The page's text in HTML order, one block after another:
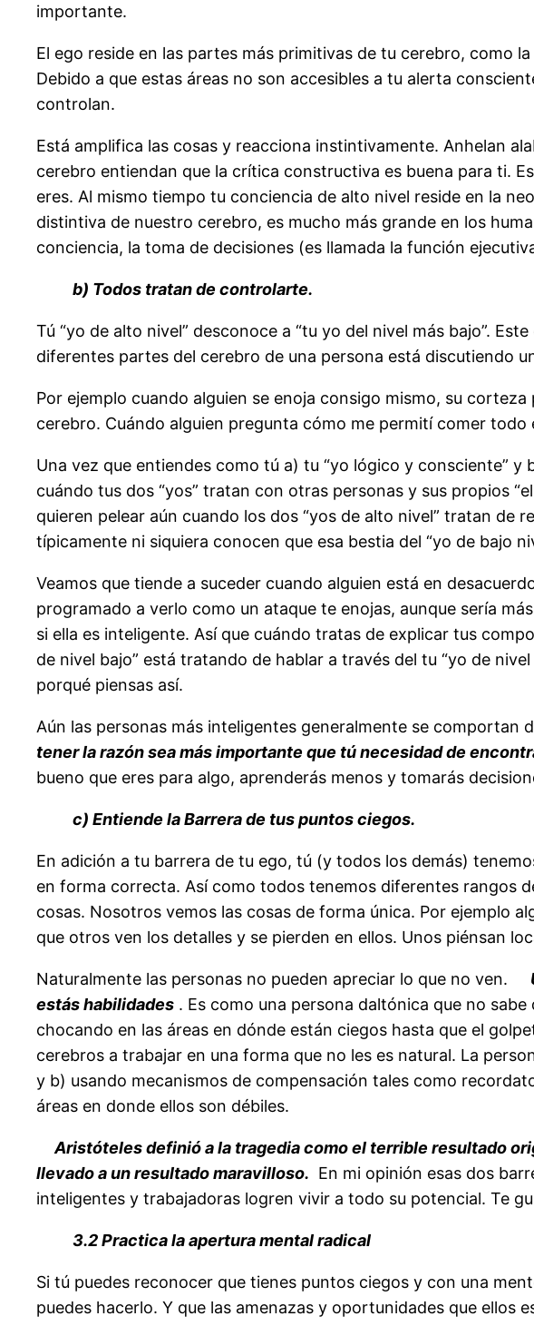
importante.
El ego reside en las partes más primitivas de tu cerebro, como
Debido a que estas áreas no son accesibles a tu alerta
controlan.
Está amplifica las cosas y reacciona instintivamente. Anhelan
cerebro entiendan que la crítica constructiva es buena para ti.
eres. Al mismo tiempo tu conciencia de alto nivel reside en la
distintiva de nuestro cerebro, es mucho más grande en los
conciencia, la toma de decisiones (es llamada la función
b) Todos tratan de controlarte.
Tú “yo de alto nivel” desconoce a “tu yo del nivel más bajo”.
diferentes partes del cerebro de una persona está discutiendo
Por ejemplo cuando alguien se enoja consigo mismo, su
cerebro. Cuándo alguien pregunta cómo me permití comer todo
Una vez que entiendes como tú a) tu “yo lógico y consciente”
cuándo tus dos “yos” tratan con otras personas y sus propios
quieren pelear aún cuando los dos “yos de alto nivel” tratan de
típicamente ni siquiera conocen que esa bestia del “yo de bajo
Veamos que tiende a suceder cuando alguien está en
programado a verlo como un ataque te enojas, aunque sería
si ella es inteligente. Así que cuándo tratas de explicar tus
de nivel bajo” está tratando de hablar a través del tu “yo de
porqué piensas así.
Aún las personas más inteligentes generalmente se comportan
tener la razón sea más importante que tú necesidad de
bueno que eres para algo, aprenderás menos y tomarás
c) Entiende la Barrera de tus puntos ciegos.
En adición a tu barrera de tu ego, tú (y todos los demás)
en forma correcta. Así como todos tenemos diferentes rangos
cosas. Nosotros vemos las cosas de forma única. Por ejemplo
que otros ven los detalles y se pierden en ellos. Unos piénsan
Naturalmente las personas no pueden apreciar lo que no ven.
estás habilidades . Es como una persona daltónica que no
chocando en las áreas en dónde están ciegos hasta que el
cerebros a trabajar en una forma que no les es natural. La
y b) usando mecanismos de compensación tales como
áreas en donde ellos son débiles.
Aristóteles definió a la tragedia como el terrible resultado
llevado a un resultado maravilloso. En mi opinión esas dos
inteligentes y trabajadoras logren vivir a todo su potencial. Te
3.2 Practica la apertura mental radical
Si tú puedes reconocer que tienes puntos ciegos y con una
puedes hacerlo. Y que las amenazas y oportunidades que ellos